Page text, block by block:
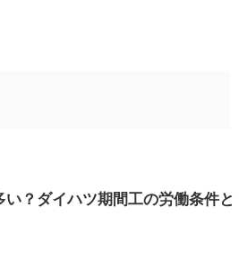
万円！
？ダイハツ期間工の労働条件と